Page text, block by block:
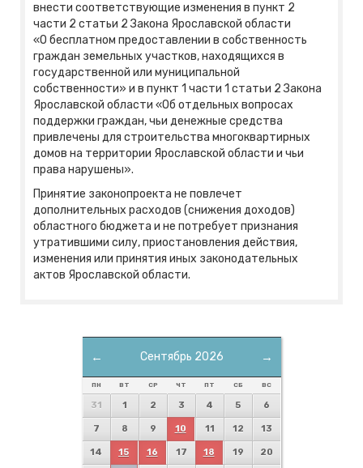
внести соответствующие изменения в пункт 2
части 2 статьи 2 Закона Ярославской области
«О бесплатном предоставлении в собственность
граждан земельных участков, находящихся в
государственной или муниципальной
собственности» и в пункт 1 части 1 статьи 2 Закона
Ярославской области «Об отдельных вопросах
поддержки граждан, чьи денежные средства
привлечены для строительства многоквартирных
домов на территории Ярославской области и чьи
права нарушены».
Принятие законопроекта не повлечет
дополнительных расходов (снижения доходов)
областного бюджета и не потребует признания
утратившими силу, приостановления действия,
изменения или принятия иных законодательных
актов Ярославской области.
← →
Сентябрь 2026
ПН ВТ СР ЧТ ПТ СБ ВС
31 1 2 3 4 5 6
7 8 9 10 11 12 13
14 15 16 17 18 19 20